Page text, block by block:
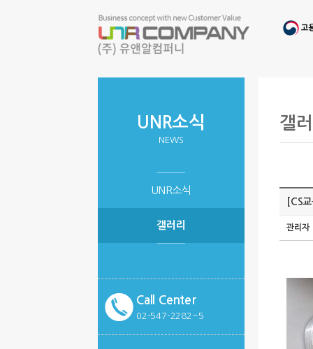
UNR소식
NEWS
UNR소식
갤러리
Call Center
02-547-2282~5
갤
[CS
관리자